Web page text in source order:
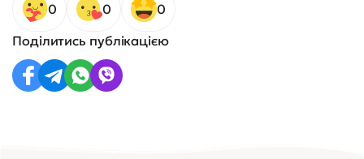
0
0
0
Поділитись публікацією